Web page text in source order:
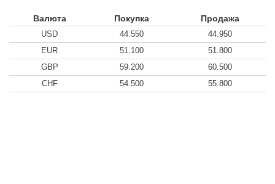
Валюта Покупка Продажа
USD 44.550
44.950
EUR
51.100
51.800
GBP
59.200
60.500
CHF
54.500 55.800